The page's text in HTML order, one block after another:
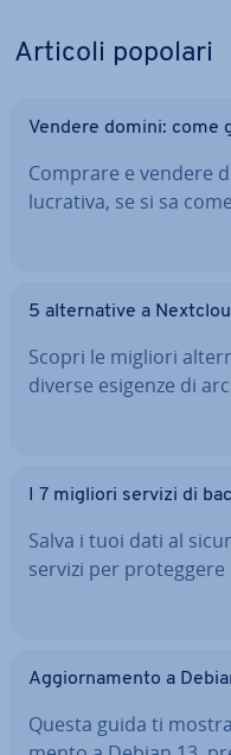
Articoli popolari
Vendere domini: come
Comprare e vendere
lucrativa, se si sa
5 al­ter­na­ti­ve a
Scopri le migliori
diverse esigenze di
I 7 migliori servizi di
Salva i tuoi dati al
servizi per
Ag­gior­na­men­to a
Questa guida ti